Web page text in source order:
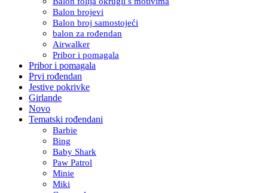
Balon brojevi
Balon broj samostojeći
balon za rođendan
Airwalker
Pribor i pomagala
Pribor i pomagala
Prvi rođendan
Jestive pokrivke
Girlande
Novo
Tematski rođendani
Barbie
Bing
Baby Shark
Paw Patrol
Minie
Miki